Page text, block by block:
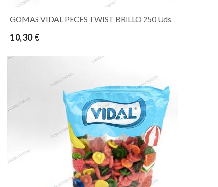
GOMAS VIDAL PECES TWIST BRILLO 250 Uds
10,30 €